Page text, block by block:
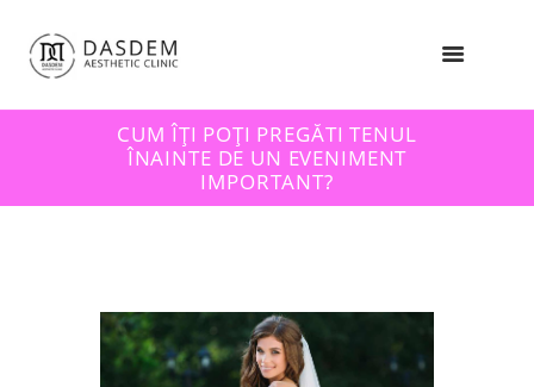
CUM ÎȚI POȚI PREGĂTI TENUL
ÎNAINTE DE UN EVENIMENT
IMPORTANT?